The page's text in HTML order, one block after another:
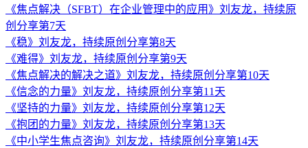
《焦点解决（SFBT）在企业管理中的应用》刘友龙，持续原
创分享第7天
《稳》刘友龙，持续原创分享第8天
《难得》刘友龙，持续原创分享第9天
《焦点解决的解决之道》刘友龙，持续原创分享第10天
《信念的力量》刘友龙，持续原创分享第11天
《坚持的力量》刘友龙，持续原创分享第12天
《抱团的力量》刘友龙，持续原创分享第13天
《中小学生焦点咨询》刘友龙，持续原创分享第14天